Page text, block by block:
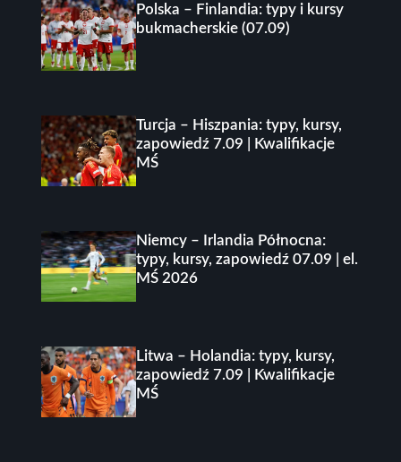
Polska – Finlandia: typy i kursy
bukmacherskie (07.09)
Turcja – Hiszpania: typy, kursy,
zapowiedź 7.09 | Kwalifikacje
MŚ
Niemcy – Irlandia Północna:
typy, kursy, zapowiedź 07.09 | el.
MŚ 2026
Litwa – Holandia: typy, kursy,
zapowiedź 7.09 | Kwalifikacje
MŚ